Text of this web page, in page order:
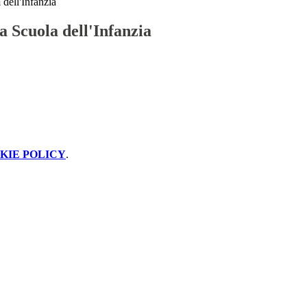
Scuola dell'Infanzia
POLICY.